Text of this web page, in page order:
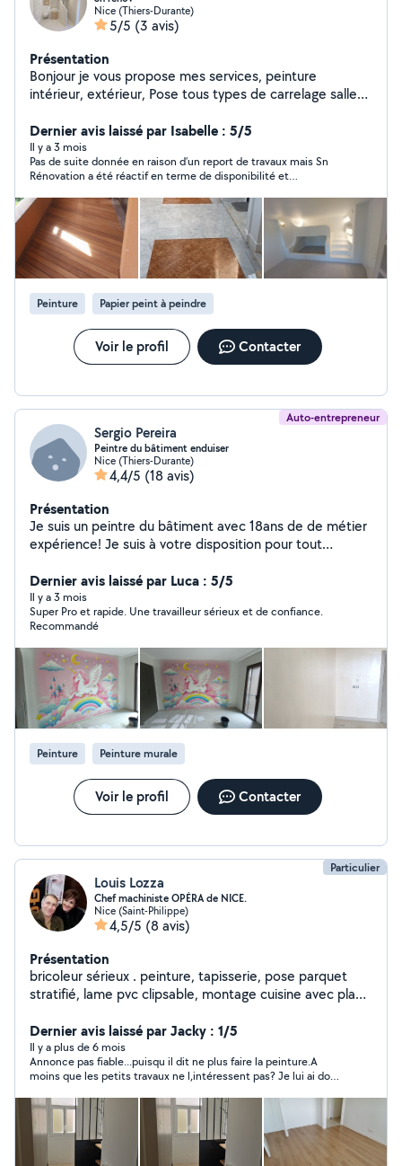
Nice (Thiers-Durante)
5/5 (3 avis)
Présentation
Bonjour je vous propose mes services, peinture
intérieur, extérieur, Pose tous types de carrelage salle
professionnel camions rénovation intérieure merci
Dernier avis laissé par Isabelle : 5/5
Il y a 3 mois
Pas de suite donnée en raison d’un report de travaux mais Sn
Rénovation a été réactif en terme de disponibilité et
Peinture Papier peint à peindre
Voir le profil Contacter
Auto-entrepreneur
Sergio Pereira
Peintre du bâtiment enduiser
Nice (Thiers-Durante)
4,4/5 (18 avis)
Présentation
Je suis un peintre du bâtiment avec 18ans de de métier
expérience! Je suis à votre disposition pour tout
enduits décoratifs e stucco faux marbre tapissirie etc
ne exite pas merci
Dernier avis laissé par Luca : 5/5
Il y a 3 mois
Super Pro et rapide. Une travailleur sérieux et de confiance.
Recommandé
Peinture Peinture murale
Voir le profil Contacter
Particulier
Louis Lozza
Chef machiniste OPÉRA de NICE.
Nice (Saint-Philippe)
4,5/5 (8 avis)
Présentation
bricoleur sérieux . peinture, tapisserie, pose parquet
stratifié, lame pvc clipsable, montage cuisine avec plan
Dernier avis laissé par Jacky : 1/5
Il y a plus de 6 mois
Annonce pas fiable...puisqu il dit ne plus faire la peinture.A
moins que les petits travaux ne l,intéressent pas? Je lui ai donc